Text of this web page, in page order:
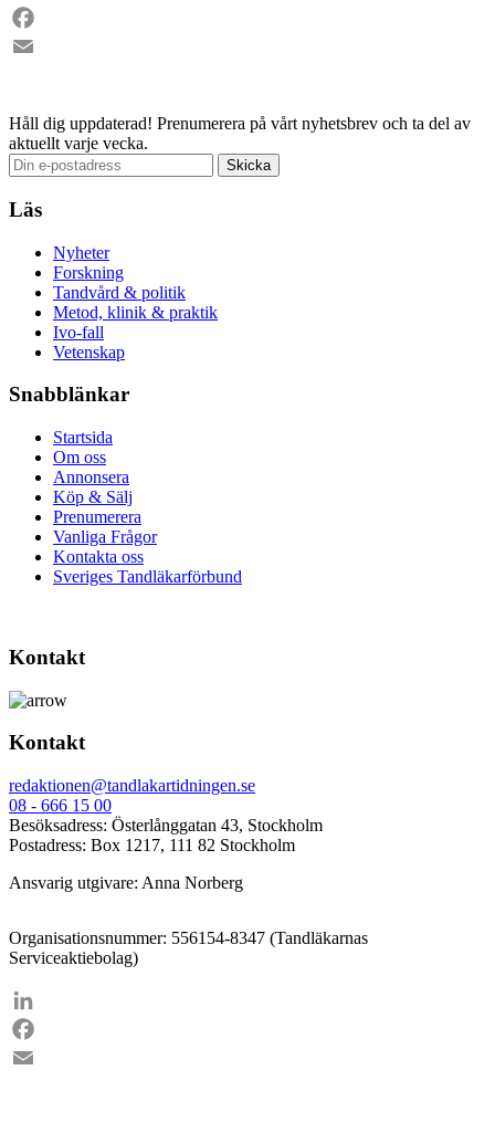
LinkedIn
Facebook
Håll dig uppdaterad! Prenumerera på vårt nyhetsbrev och ta del av
aktuellt varje vecka.
Läs
Nyheter
Forskning
Tandvård & politik
Metod, klinik & praktik
Ivo-fall
Vetenskap
Snabblänkar
Startsida
Om oss
Annonsera
Köp & Sälj
Prenumerera
Vanliga Frågor
Kontakta oss
Sveriges Tandläkarförbund
Kontakt
Kontakt
redaktionen@tandlakartidningen.se
08 - 666 15 00
Besöksadress: Österlånggatan 43, Stockholm
Postadress: Box 1217, 111 82 Stockholm
Ansvarig utgivare: Anna Norberg
Organisationsnummer: 556154-8347 (Tandläkarnas
Serviceaktiebolag)
LinkedIn
Facebook